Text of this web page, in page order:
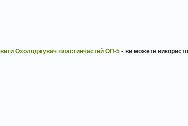
Охолоджувач пластинчастий ОП-5 - ви можете